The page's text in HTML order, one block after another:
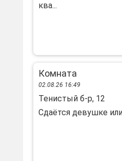
ква...
Комната
02.08.26 16:49
Тенистый б-р, 12
Сдаётся девушке